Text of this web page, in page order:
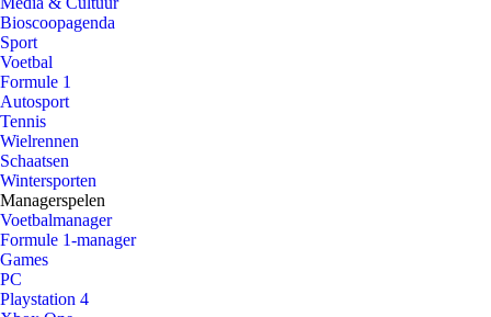
Bioscoopagenda
Sport
Voetbal
Formule 1
Autosport
Tennis
Wielrennen
Schaatsen
Wintersporten
Managerspelen
Voetbalmanager
Formule 1-manager
Games
PC
Playstation 4